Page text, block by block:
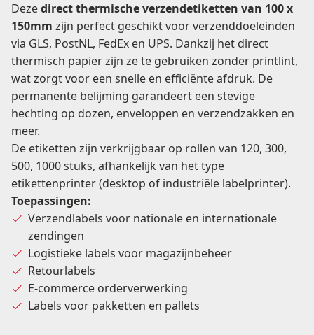
150
mm
K40
á
500
per
rol
aantal
Dezedirect thermische verzendetiketten van 100 x
150mm zijn perfect geschikt voor verzenddoeleinden
via GLS, PostNL, FedEx en UPS. Dankzij het direct
thermisch papier zijn ze te gebruiken zonder printlint,
wat zorgt voor een snelle en efficiënte afdruk. De
permanente belijming garandeert een stevige
hechting op dozen, enveloppen en verzendzakken en
meer.
De etiketten zijn verkrijgbaar op rollen van 120, 300,
500, 1000 stuks, afhankelijk van het type
etikettenprinter (desktop of industriële labelprinter).
Toepassingen:
Verzendlabels voor nationale en internationale
zendingen
Logistieke labels voor magazijnbeheer
Retourlabels
E-commerce orderverwerking
Labels voor pakketten en pallets